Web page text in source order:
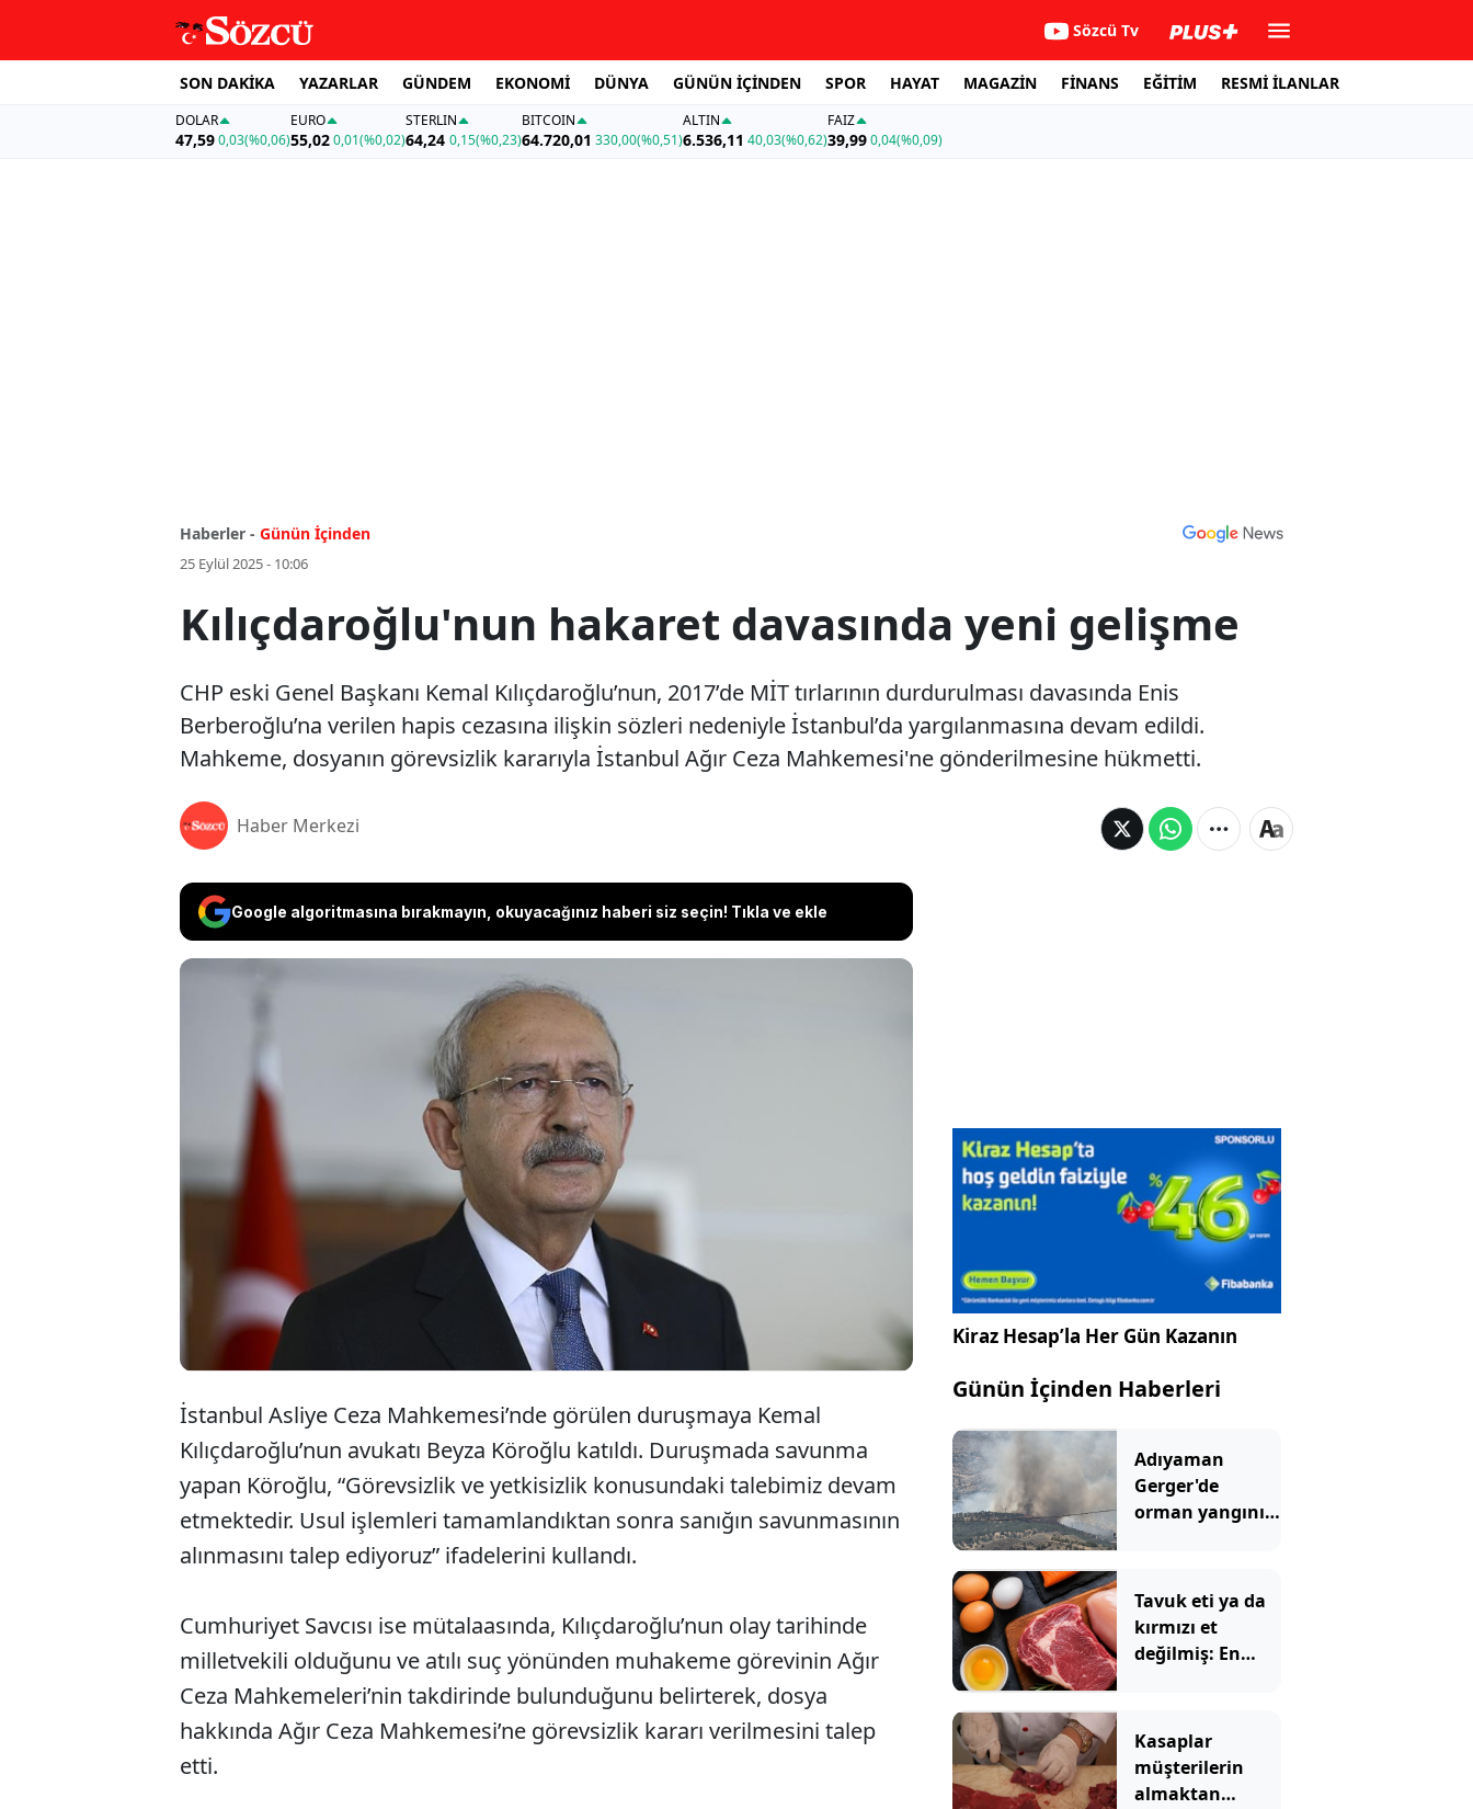
Sözcü Tv
SON DAKİKA YAZARLAR GÜNDEM EKONOMİ DÜNYA GÜNÜN İÇİNDEN SPOR HAYAT MAGAZİN FİNANS EĞİTİM RESMİ İLANLAR
DOLAR
47,590,03(%0,06)
EURO
55,02 0,01(%0,02)
STERLIN
64,24 0,15(%0,23)
BITCOIN
64.720,01 330,00(%0,51)
ALTIN
6.536,11 40,03(%0,62)
FAİZ
39,990,04(%0,09)
Haberler - Günün İçinden
25 Eylül 2025 - 10:06
Kılıçdaroğlu'nun hakaret davasında yeni gelişme
CHP eski Genel Başkanı Kemal Kılıçdaroğlu’nun, 2017’de MİT tırlarının durdurulması davasında Enis
Berberoğlu’na verilen hapis cezasına ilişkin sözleri nedeniyle İstanbul’da yargılanmasına devam edildi.
Mahkeme, dosyanın görevsizlik kararıyla İstanbul Ağır Ceza Mahkemesi'ne gönderilmesine hükmetti.
Haber Merkezi
Google algoritmasına bırakmayın, okuyacağınız haberi siz seçin! Tıkla ve ekle
CHP eski Genel Başkanı Kemal Kılıçdaroğlu’nun, 2017’de MİT
tırlarının durdurulması davasında Enis Berberoğlu’na verilen hapis
cezasına ilişkin sözleri nedeniyle İstanbul’da yargılanmasına devam
edildi. Mahkeme, dosyanın görevsizlik kararıyla İstanbul Ağır Ceza
Mahkemesi'ne gönderilmesine hükmetti.
İstanbul Asliye Ceza Mahkemesi’nde görülen duruşmaya Kemal
Kılıçdaroğlu’nun avukatı Beyza Köroğlu katıldı. Duruşmada savunma
yapan Köroğlu, “Görevsizlik ve yetkisizlik konusundaki talebimiz devam
etmektedir. Usul işlemleri tamamlandıktan sonra sanığın savunmasının
alınmasını talep ediyoruz” ifadelerini kullandı.
Cumhuriyet Savcısı ise mütalaasında, Kılıçdaroğlu’nun olay tarihinde
milletvekili olduğunu ve atılı suç yönünden muhakeme görevinin Ağır
Ceza Mahkemeleri’nin takdirinde bulunduğunu belirterek, dosya
hakkında Ağır Ceza Mahkemesi’ne görevsizlik kararı verilmesini talep
etti.
Kiraz Hesap’la Her Gün Kazanın
Günün İçinden Haberleri
Adıyaman
Gerger'de
orman yangını
Tavuk eti ya da
kırmızı et
değilmiş: En
oldu
Kasaplar
müşterilerin
almaktan